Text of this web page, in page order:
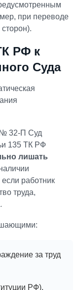
при переводе
РФ к
Суда
32‑П Суд
135 ТК РФ
лишать
работник
труда,
за труд
РФ),